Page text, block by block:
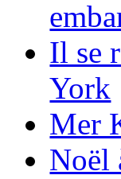
Il se
York
Mer
Noël